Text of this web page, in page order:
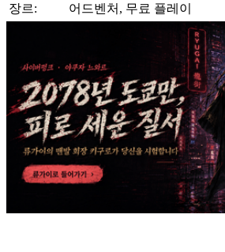
장르:
어드벤처, 무료 플레이